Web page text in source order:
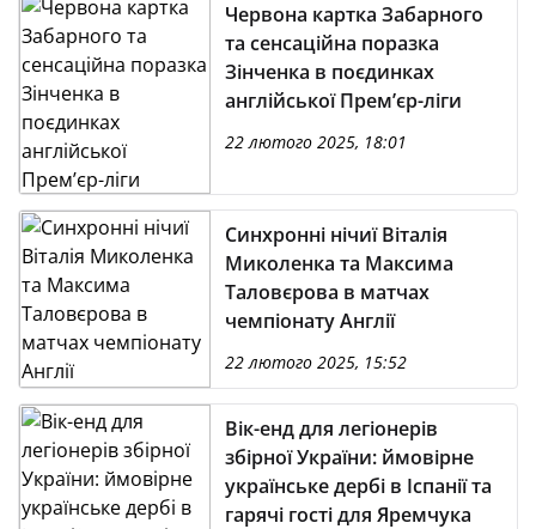
Червона картка Забарного
та сенсаційна поразка
Зінченка в поєдинках
англійської Прем’єр-ліги
22 лютого 2025, 18:01
Синхронні нічиї Віталія
Миколенка та Максима
Таловєрова в матчах
чемпіонату Англії
22 лютого 2025, 15:52
Вік-енд для легіонерів
збірної України: ймовірне
українське дербі в Іспанії та
гарячі гості для Яремчука